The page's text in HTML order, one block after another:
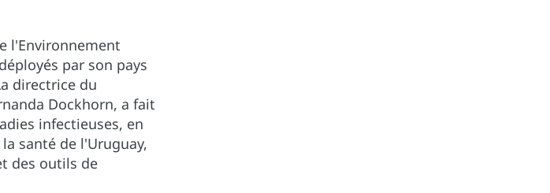
l'Environnement
par son pays
directrice du
Dockhorn, a fait
infectieuses, en
santé de l'Uruguay,
des outils de